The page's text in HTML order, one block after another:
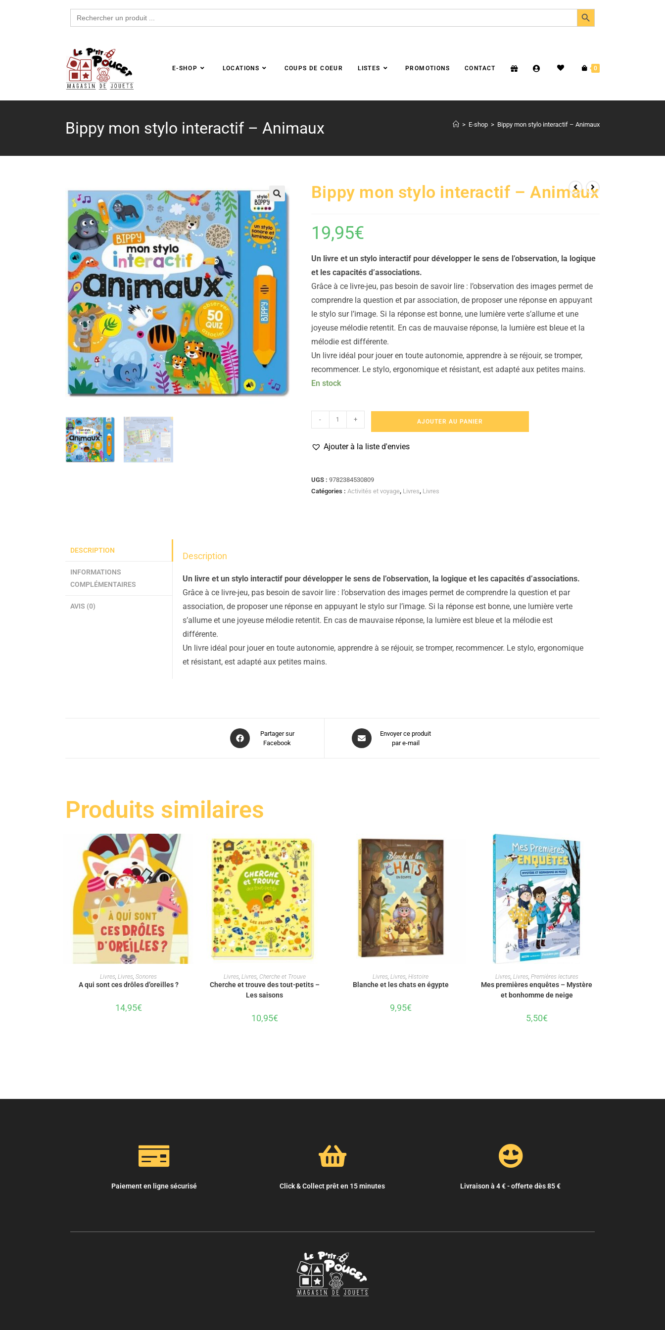
Search
for:
SEARCH BUTTON
E-SHOP LOCATIONS COUPS DE COEUR LISTES PROMOTIONS CONTACT 0
Bippy mon stylo interactif – Animaux > E-shop > Bippy mon stylo interactif – Animaux
🔍
Bippy mon stylo interactif – Animaux
19,95€
Un livre et un stylo interactif pour développer le sens de l’observation, la logique
et les capacités d’associations.
Grâce à ce livre-jeu, pas besoin de savoir lire : l’observation des images permet de
comprendre la question et par association, de proposer une réponse en appuyant
le stylo sur l’image. Si la réponse est bonne, une lumière verte s’allume et une
joyeuse mélodie retentit. En cas de mauvaise réponse, la lumière est bleue et la
mélodie est différente.
Un livre idéal pour jouer en toute autonomie, apprendre à se réjouir, se tromper,
recommencer. Le stylo, ergonomique et résistant, est adapté aux petites mains.
En stock
- + AJOUTER AU PANIER
Ajouter à la liste d'envies
UGS : 9782384530809
Catégories : Activités et voyage, Livres, Livres
DESCRIPTION
INFORMATIONS
COMPLÉMENTAIRES
AVIS (0)
Description
Un livre et un stylo interactif pour développer le sens de l’observation, la logique et les capacités d’associations.
Grâce à ce livre-jeu, pas besoin de savoir lire : l’observation des images permet de comprendre la question et par
association, de proposer une réponse en appuyant le stylo sur l’image. Si la réponse est bonne, une lumière verte
s’allume et une joyeuse mélodie retentit. En cas de mauvaise réponse, la lumière est bleue et la mélodie est
différente.
Un livre idéal pour jouer en toute autonomie, apprendre à se réjouir, se tromper, recommencer. Le stylo, ergonomique
et résistant, est adapté aux petites mains.
Partager sur
Facebook
Envoyer ce produit
par e-mail
Produits similaires
AJOUTER AU PANIER
Livres Livres Sonores
A qui sont ces drôles d’oreilles ?
14,95€
AJOUTER AU PANIER
Livres, Livres, Cherche et Trouve
Cherche et trouve des tout-petits –
Les saisons
10,95€
AJOUTER AU PANIER
Livres Livres Histoire
Blanche et les chats en égypte
9,95€
AJOUTER AU PANIER
Livres, Livres, Premières lectures
Mes premières enquêtes – Mystère
et bonhomme de neige
5,50€
Paiement en ligne sécurisé Click & Collect prêt en 15 minutes Livraison à 4 € - offerte dès 85 €